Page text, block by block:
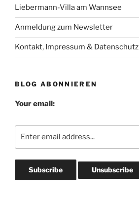
Liebermann-Villa am Wannsee
Anmeldung zum Newsletter
Kontakt, Impressum & Datenschutz
BLOG ABONNIEREN
Your email: